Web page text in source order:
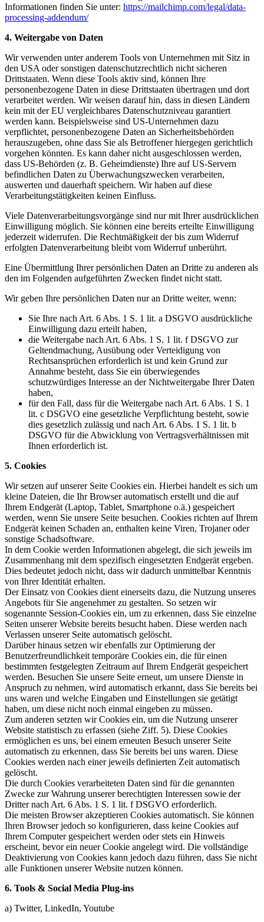
Informationen finden Sie unter: https://mailchimp.com/legal/data-
processing-addendum/
4. Weitergabe von Daten
Wir verwenden unter anderem Tools von Unternehmen mit Sitz in
den USA oder sonstigen datenschutzrechtlich nicht sicheren
Drittstaaten. Wenn diese Tools aktiv sind, können Ihre
personenbezogene Daten in diese Drittstaaten übertragen und dort
verarbeitet werden. Wir weisen darauf hin, dass in diesen Ländern
kein mit der EU vergleichbares Datenschutzniveau garantiert
werden kann. Beispielsweise sind US-Unternehmen dazu
verpflichtet, personenbezogene Daten an Sicherheitsbehörden
herauszugeben, ohne dass Sie als Betroffener hiergegen gerichtlich
vorgehen könnten. Es kann daher nicht ausgeschlossen werden,
dass US-Behörden (z. B. Geheimdienste) Ihre auf US-Servern
befindlichen Daten zu Überwachungszwecken verarbeiten,
auswerten und dauerhaft speichern. Wir haben auf diese
Verarbeitungstätigkeiten keinen Einfluss.
Viele Datenverarbeitungsvorgänge sind nur mit Ihrer ausdrücklichen
Einwilligung möglich. Sie können eine bereits erteilte Einwilligung
jederzeit widerrufen. Die Rechtmäßigkeit der bis zum Widerruf
erfolgten Datenverarbeitung bleibt vom Widerruf unberührt.
Eine Übermittlung Ihrer persönlichen Daten an Dritte zu anderen als
den im Folgenden aufgeführten Zwecken findet nicht statt.
Wir geben Ihre persönlichen Daten nur an Dritte weiter, wenn:
Sie Ihre nach Art. 6 Abs. 1 S. 1 lit. a DSGVO ausdrückliche
Einwilligung dazu erteilt haben,
die Weitergabe nach Art. 6 Abs. 1 S. 1 lit. f DSGVO zur
Geltendmachung, Ausübung oder Verteidigung von
Rechtsansprüchen erforderlich ist und kein Grund zur
Annahme besteht, dass Sie ein überwiegendes
schutzwürdiges Interesse an der Nichtweitergabe Ihrer Daten
haben,
für den Fall, dass für die Weitergabe nach Art. 6 Abs. 1 S. 1
lit. c DSGVO eine gesetzliche Verpflichtung besteht, sowie
dies gesetzlich zulässig und nach Art. 6 Abs. 1 S. 1 lit. b
DSGVO für die Abwicklung von Vertragsverhältnissen mit
Ihnen erforderlich ist.
5. Cookies
Wir setzen auf unserer Seite Cookies ein. Hierbei handelt es sich um
kleine Dateien, die Ihr Browser automatisch erstellt und die auf
Ihrem Endgerät (Laptop, Tablet, Smartphone o.ä.) gespeichert
werden, wenn Sie unsere Seite besuchen. Cookies richten auf Ihrem
Endgerät keinen Schaden an, enthalten keine Viren, Trojaner oder
sonstige Schadsoftware.
In dem Cookie werden Informationen abgelegt, die sich jeweils im
Zusammenhang mit dem spezifisch eingesetzten Endgerät ergeben.
Dies bedeutet jedoch nicht, dass wir dadurch unmittelbar Kenntnis
von Ihrer Identität erhalten.
Der Einsatz von Cookies dient einerseits dazu, die Nutzung unseres
Angebots für Sie angenehmer zu gestalten. So setzen wir
sogenannte Session-Cookies ein, um zu erkennen, dass Sie einzelne
Seiten unserer Website bereits besucht haben. Diese werden nach
Verlassen unserer Seite automatisch gelöscht.
Darüber hinaus setzen wir ebenfalls zur Optimierung der
Benutzerfreundlichkeit temporäre Cookies ein, die für einen
bestimmten festgelegten Zeitraum auf Ihrem Endgerät gespeichert
werden. Besuchen Sie unsere Seite erneut, um unsere Dienste in
Anspruch zu nehmen, wird automatisch erkannt, dass Sie bereits bei
uns waren und welche Eingaben und Einstellungen sie getätigt
haben, um diese nicht noch einmal eingeben zu müssen.
Zum anderen setzten wir Cookies ein, um die Nutzung unserer
Website statistisch zu erfassen (siehe Ziff. 5). Diese Cookies
ermöglichen es uns, bei einem erneuten Besuch unserer Seite
automatisch zu erkennen, dass Sie bereits bei uns waren. Diese
Cookies werden nach einer jeweils definierten Zeit automatisch
gelöscht.
Die durch Cookies verarbeiteten Daten sind für die genannten
Zwecke zur Wahrung unserer berechtigten Interessen sowie der
Dritter nach Art. 6 Abs. 1 S. 1 lit. f DSGVO erforderlich.
Die meisten Browser akzeptieren Cookies automatisch. Sie können
Ihren Browser jedoch so konfigurieren, dass keine Cookies auf
Ihrem Computer gespeichert werden oder stets ein Hinweis
erscheint, bevor ein neuer Cookie angelegt wird. Die vollständige
Deaktivierung von Cookies kann jedoch dazu führen, dass Sie nicht
alle Funktionen unserer Website nutzen können.
6. Tools & Social Media Plug-ins
a) Twitter, LinkedIn, Youtube